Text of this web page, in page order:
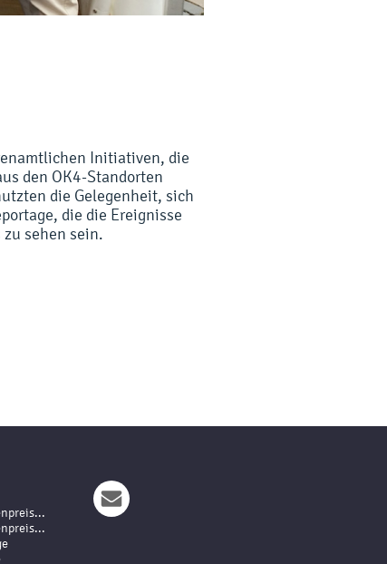
Initiativen, die
den OK4-Standorten
die Gelegenheit, sich
die die Ereignisse
sehen sein.